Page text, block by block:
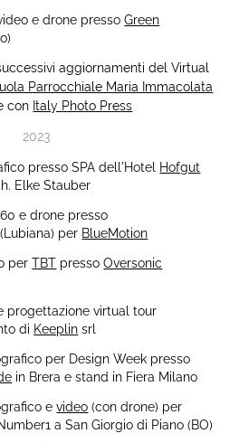
e drone pressoGreen
aggiornamenti delVirtual
Parrocchiale Maria Immacolata
con Italy Photo Press
2023
presso SPA dell'Hotel Hofgut
Elke Stauber
e drone presso
per BlueMotion
perTBT pressoOversonic
progettazione virtual tour
di Keeplin srl
per Design Week presso
in Brera e stand in Fiera Milano
evideo (con drone) per
a San Giorgio di Piano (BO)